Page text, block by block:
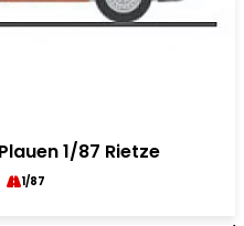
1/87 Rietze
1/87